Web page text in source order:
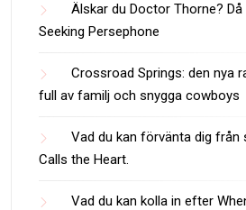
Älskar du Doctor Thorne?
Seeking Persephone
Crossroad Springs: den nya
full av familj och snygga cowboys
Vad du kan förvänta dig från
Calls the Heart.
Vad du kan kolla in efter